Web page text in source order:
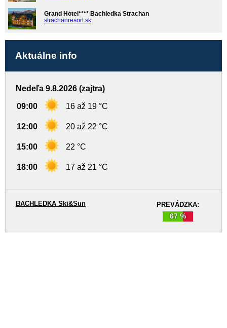
Grand Hotel**** Bachledka Strachan
strachanresort.sk
Aktuálne info
Nedeľa 9.8.2026 (zajtra)
09:00 16 až 19 °C
12:00 20 až 22 °C
15:00 22 °C
18:00 17 až 21 °C
PREVÁDZKA:
67 %
BACHLEDKA Ski&Sun